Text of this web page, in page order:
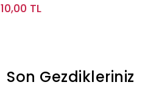
10,00 TL
Son Gezdikleriniz